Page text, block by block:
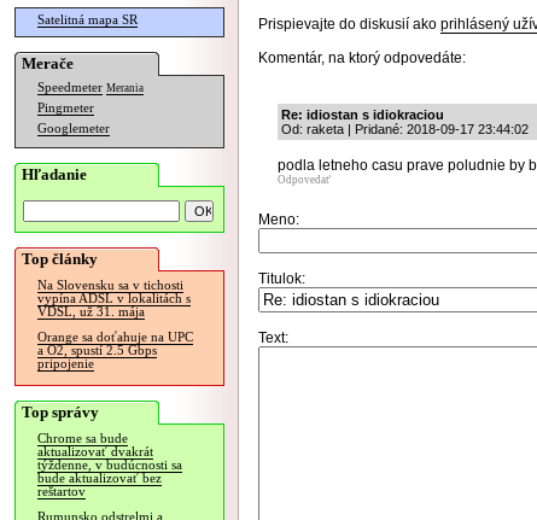
Satelitná mapa SR
Merače
Speedmeter Merania
Pingmeter
Googlemeter
Hľadanie
Top články
Na Slovensku sa v tichosti
vypína ADSL v lokalitách s
VDSL, už 31. mája
Orange sa doťahuje na UPC
a O2, spustí 2.5 Gbps
pripojenie
Top správy
Chrome sa bude
aktualizovať dvakrát
týždenne, v budúcnosti sa
bude aktualizovať bez
reštartov
Rumunsko odstrelmi a
Prispievajte do diskusií ako prihlásený
Komentár, na ktorý odpovedáte:
Re: idiostan s idiokraciou
Od: raketa | Pridané: 2018-09-17 23:44:02
podla letneho casu prave poludnie by
Odpovedať
Meno:
Titulok:
Text: